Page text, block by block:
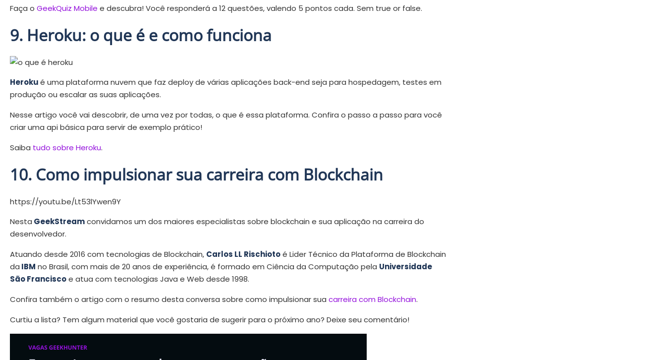
Faça o GeekQuiz Mobile e descubra! Você responderá a 12 questões, valendo 5 pontos cada. Sem true or false.
9. Heroku: o que é e como funciona
Herokué uma plataforma nuvem que faz deploy de várias aplicações back-end seja para hospedagem, testes em
produção ou escalar as suas aplicações.
Nesse artigo você vai descobrir, de uma vez por todas, o que é essa plataforma. Confira o passo a passo para você
criar uma api básica para servir de exemplo prático!
Saiba tudo sobre Heroku.
10. Como impulsionar sua carreira com Blockchain
https://youtu.be/Lt53lYwen9Y
Nesta GeekStreamconvidamos um dos maiores especialistas sobre blockchain e sua aplicação na carreira do
desenvolvedor.
Atuando desde 2016 com tecnologias de Blockchain, Carlos LL Rischiotoé Lider Técnico da Plataforma de Blockchain
da IBM no Brasil, com mais de 20 anos de experiência, é formado em Ciência da Computação pela Universidade
São Franciscoe atua com tecnologias Java e Web desde 1998.
Confira também o artigo com o resumo desta conversa sobre como impulsionar sua carreira com Blockchain.
Curtiu a lista? Tem algum material que você gostaria de sugerir para o próximo ano? Deixe seu comentário!